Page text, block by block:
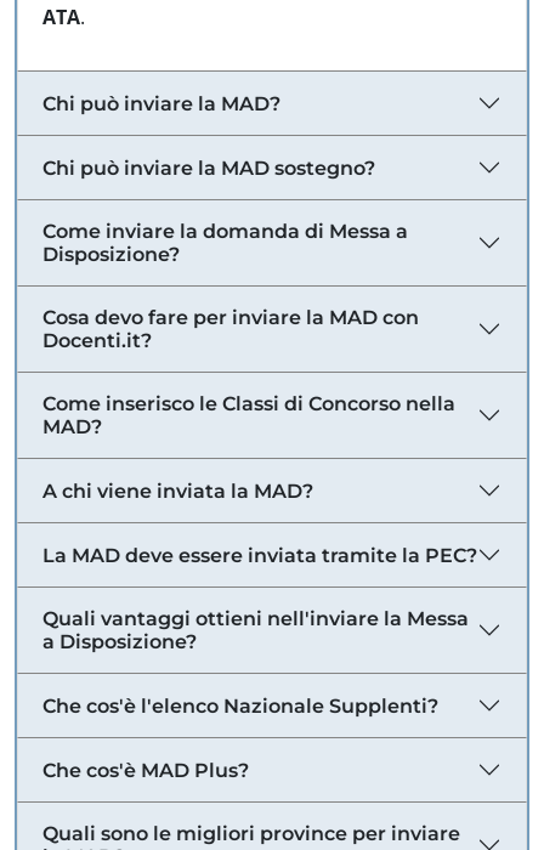
ATA.
Chi può inviare la MAD?
Chi può inviare la MAD sostegno?
Come inviare la domanda di Messa a
Disposizione?
Cosa devo fare per inviare la MAD con
Docenti.it?
Come inserisco le Classi di Concorso nella
MAD?
A chi viene inviata la MAD?
La MAD deve essere inviata tramite la PEC?
Quali vantaggi ottieni nell'inviare la Messa
a Disposizione?
Che cos'è l'elenco Nazionale Supplenti?
Che cos'è MAD Plus?
Quali sono le migliori province per inviare